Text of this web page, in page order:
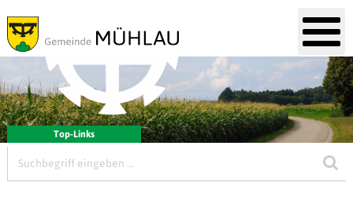
Willkommen in Gemeinde
Mobile Hauptnavigation
Menu
Hauptnavigation
Suchbegriff
Top-Links